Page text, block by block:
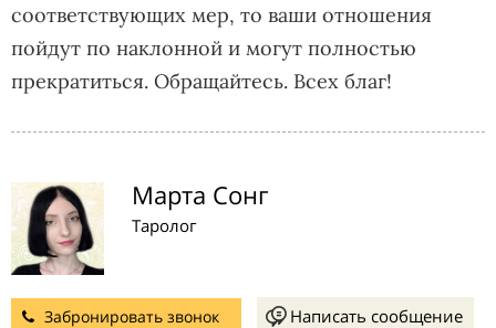
соответствующих мер, то ваши отношения
пойдут по наклонной и могут полностью
прекратиться. Обращайтесь. Всех благ!
Марта Сонг
Таролог
Забронировать звонок Написать сообщение